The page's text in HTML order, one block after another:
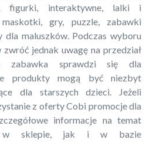
figurki, interaktywne, lalki i
gry, puzzle, zabawki
dla maluszków. Podczas wyboru
jednak uwagę na przedział
zabawka sprawdzi się dla
produkty mogą być niezbyt
dla starszych dzieci. Jeżeli
z oferty Cobi promocje dla
informacje na temat
w sklepie, jak i w bazie